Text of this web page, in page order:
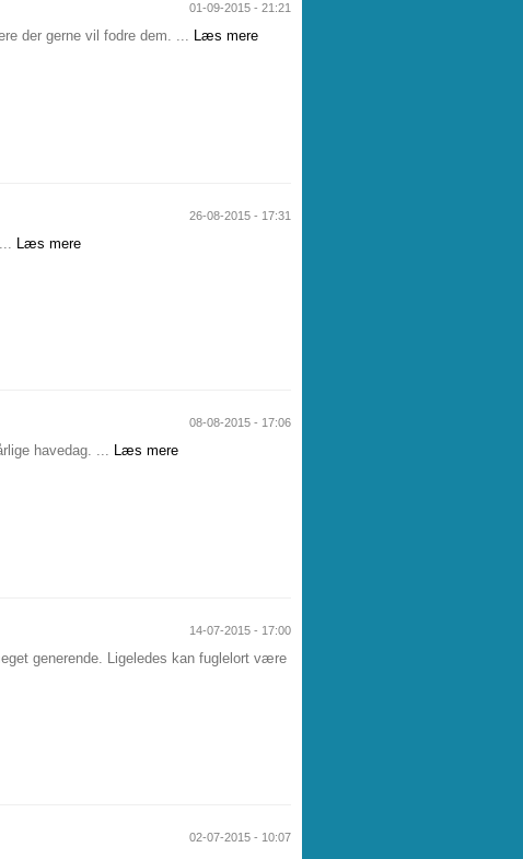
01-09-2015 - 21:21
der gerne vil fodre dem. ... Læs mere
26-08-2015 - 17:31
Læs mere
08-08-2015 - 17:06
havedag. ... Læs mere
14-07-2015 - 17:00
generende. Ligeledes kan fuglelort være
02-07-2015 - 10:07